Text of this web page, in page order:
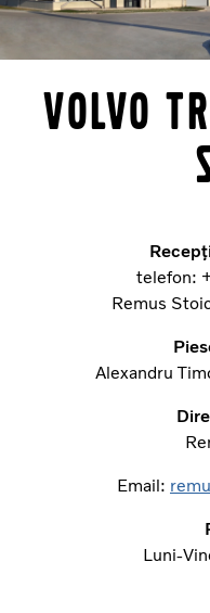
VOLVO
telefon:
Remus
Alexandru
Email:
Luni-